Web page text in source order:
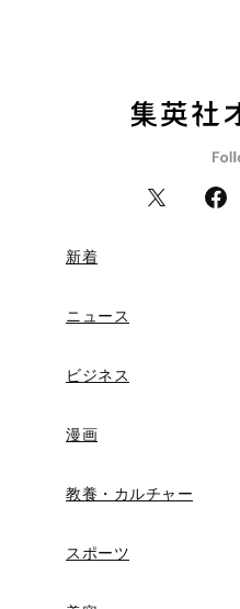
新着
ニュース
ビジネス
漫画
教養・カルチャー
スポーツ